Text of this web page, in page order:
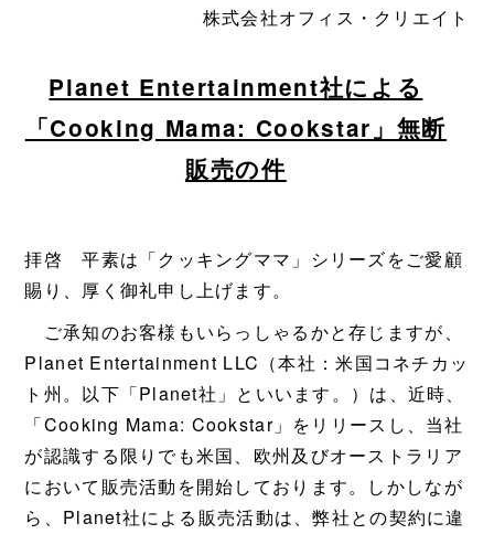
株式会社オフィス・クリエイト
Planet Entertainment社による
「Cooking Mama: Cookstar」無断
販売の件
拝啓 平素は「クッキングママ」シリーズをご愛顧
賜り、厚く御礼申し上げます。
ご承知のお客様もいらっしゃるかと存じますが、
Planet Entertainment LLC（本社：米国コネチカッ
ト州。以下「Planet社」といいます。）は、近時、
「Cooking Mama: Cookstar」をリリースし、当社
が認識する限りでも米国、欧州及びオーストラリア
において販売活動を開始しております。しかしなが
ら、Planet社による販売活動は、弊社との契約に違